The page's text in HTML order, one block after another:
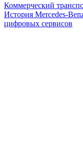
Коммерческий
История Mercedes-
цифровых сервисов